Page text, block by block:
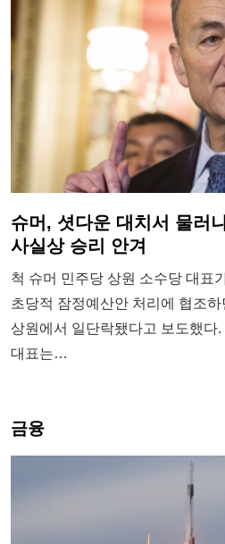
슈머, 셧다운 대치서 물러
사실상 승리 안겨
척 슈머 민주당 상원 소수당 대표
초당적 잠정예산안 처리에 협조하
상원에서 일단락됐다고 보도했다
대표는…
금융